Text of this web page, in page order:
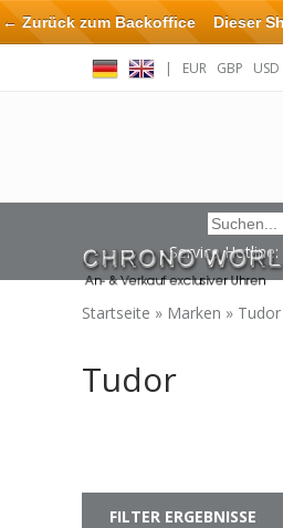
| EUR GBP USD
Service
Startseite » Marken » Tudor
Tudor
FILTER ERGEBNISSE
← Zurück zum BackofficeDieser
Eventuell können nicht alle